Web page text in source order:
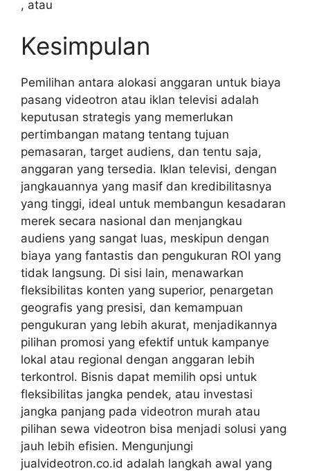
, atau
Kesimpulan
Pemilihan antara alokasi anggaran untuk biaya
pasang videotron atau iklan televisi adalah
keputusan strategis yang memerlukan
pertimbangan matang tentang tujuan
pemasaran, target audiens, dan tentu saja,
anggaran yang tersedia. Iklan televisi, dengan
jangkauannya yang masif dan kredibilitasnya
yang tinggi, ideal untuk membangun kesadaran
merek secara nasional dan menjangkau
audiens yang sangat luas, meskipun dengan
biaya yang fantastis dan pengukuran ROI yang
tidak langsung. Di sisi lain, menawarkan
fleksibilitas konten yang superior, penargetan
geografis yang presisi, dan kemampuan
pengukuran yang lebih akurat, menjadikannya
pilihan promosi yang efektif untuk kampanye
lokal atau regional dengan anggaran lebih
terkontrol. Bisnis dapat memilih opsi untuk
fleksibilitas jangka pendek, atau investasi
jangka panjang pada videotron murah atau
pilihan sewa videotron bisa menjadi solusi yang
jauh lebih efisien. Mengunjungi
jualvideotron.co.id adalah langkah awal yang